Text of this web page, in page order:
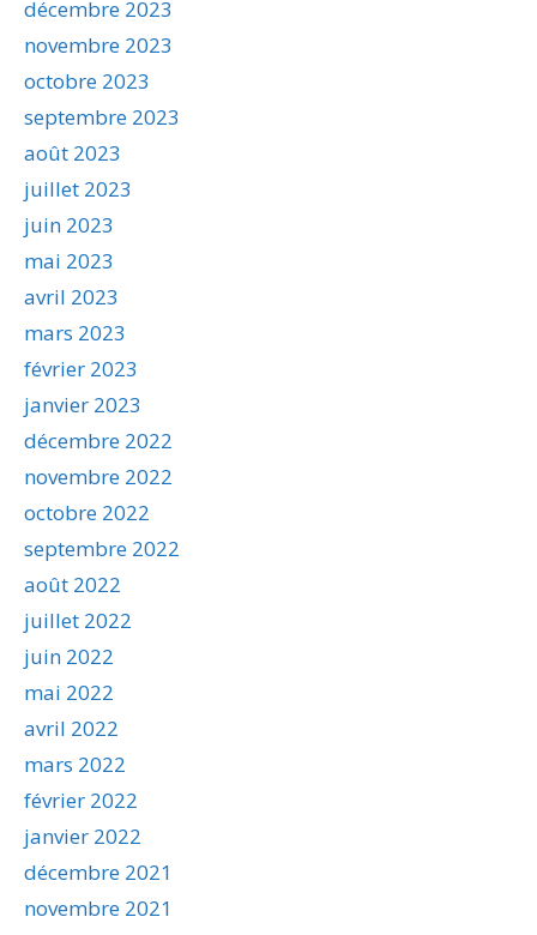
décembre 2023
novembre 2023
octobre 2023
septembre 2023
août 2023
juillet 2023
juin 2023
mai 2023
avril 2023
mars 2023
février 2023
janvier 2023
décembre 2022
novembre 2022
octobre 2022
septembre 2022
août 2022
juillet 2022
juin 2022
mai 2022
avril 2022
mars 2022
février 2022
janvier 2022
décembre 2021
novembre 2021